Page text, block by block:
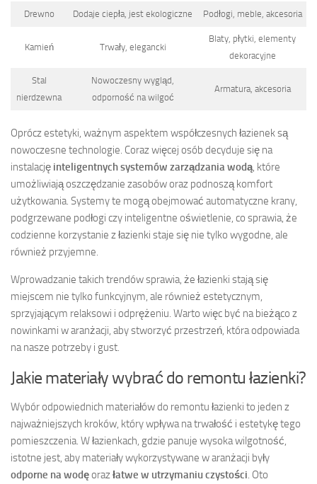
Drewno Dodaje ciepła, jest ekologiczne Podłogi, meble, akcesoria
Kamień Trwały, elegancki
Blaty, płytki, elementy
dekoracyjne
Stal
nierdzewna
Nowoczesny wygląd,
odporność na wilgoć
Armatura, akcesoria
Oprócz estetyki, ważnym aspektem współczesnych łazienek są
nowoczesne technologie. Coraz więcej osób decyduje się na
instalację inteligentnych systemów zarządzania wodą , które
umożliwiają oszczędzanie zasobów oraz podnoszą komfort
użytkowania. Systemy te mogą obejmować automatyczne krany,
podgrzewane podłogi czy inteligentne oświetlenie, co sprawia, że
codzienne korzystanie z łazienki staje się nie tylko wygodne, ale
również przyjemne.
Wprowadzanie takich trendów sprawia, że łazienki stają się
miejscem nie tylko funkcyjnym, ale również estetycznym,
sprzyjającym relaksowi i odprężeniu. Warto więc być na bieżąco z
nowinkami w aranżacji, aby stworzyć przestrzeń, która odpowiada
na nasze potrzeby i gust.
Jakie materiały wybrać do remontu łazienki?
Wybór odpowiednich materiałów do remontu łazienki to jeden z
najważniejszych kroków, który wpływa na trwałość i estetykę tego
pomieszczenia. W łazienkach, gdzie panuje wysoka wilgotność,
istotne jest, aby materiały wykorzystywane w aranżacji były
odporne na wodęorazłatwe w utrzymaniu czystości . Oto